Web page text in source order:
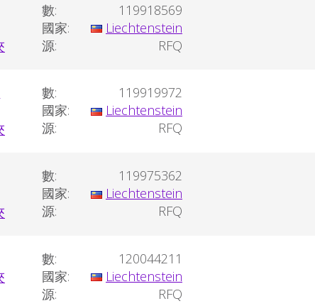
數:
119918569
國家:
Liechtenstein
源:
RFQ
數:
119919972
國家:
Liechtenstein
源:
RFQ
數:
119975362
國家:
Liechtenstein
源:
RFQ
數:
120044211
國家:
Liechtenstein
源:
RFQ